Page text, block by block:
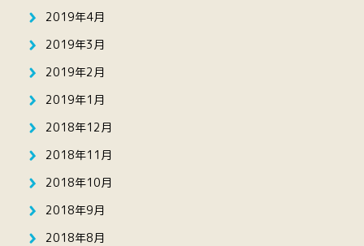
2019年4月
2019年3月
2019年2月
2019年1月
2018年12月
2018年11月
2018年10月
2018年9月
2018年8月